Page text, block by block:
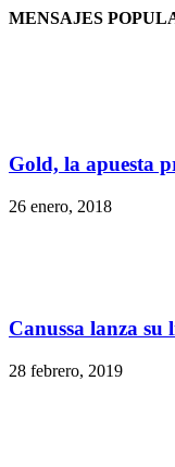
MENSAJES
Gold, la apuesta
26 enero, 2018
Canussa lanza su
28 febrero, 2019